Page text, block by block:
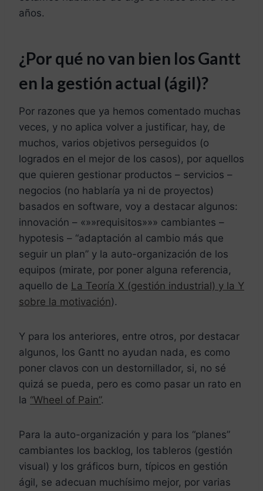
años.
¿Por qué no van bien los Gantt
en la gestión actual (ágil)?
Por razones que ya hemos comentado muchas
veces, y no aplica volver a justificar, hay, de
muchos, varios objetivos perseguidos (o
logrados en el mejor de los casos), por aquellos
que quieren gestionar productos – servicios –
negocios (no hablaría ya ni de proyectos)
basados en software, voy a destacar algunos:
innovación – «»»requisitos»»» cambiantes –
hypotesis – “adaptación al cambio más que
seguir un plan” y la auto-organización de los
equipos (mirate, por poner alguna referencia,
aquello de La Teoría X (gestión industrial) y la Y
sobre la motivación).
Y para los anteriores, entre otros, por destacar
algunos, los Gantt no ayudan nada, es como
poner clavos con un destornillador, si, no sé
quizá se pueda, pero es como pasar un rato en
la “Wheel of Pain”.
Para la auto-organización y para los “planes”
cambiantes los backlog, los tableros (gestión
visual) y los gráficos burn, típicos en gestión
ágil, se adecuan muchísimo mejor, por varias